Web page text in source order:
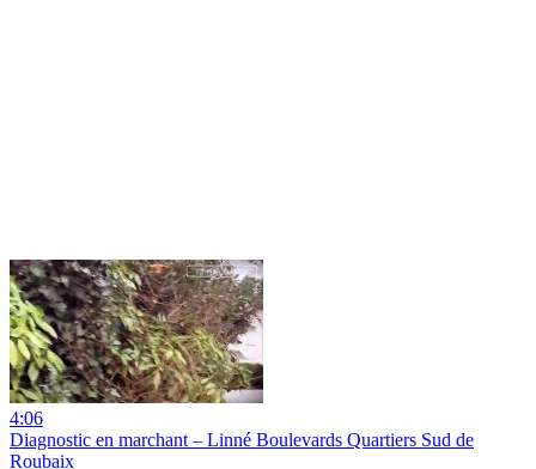
4:06
Diagnostic en marchant – Linné Boulevards Quartiers Sud de
Roubaix